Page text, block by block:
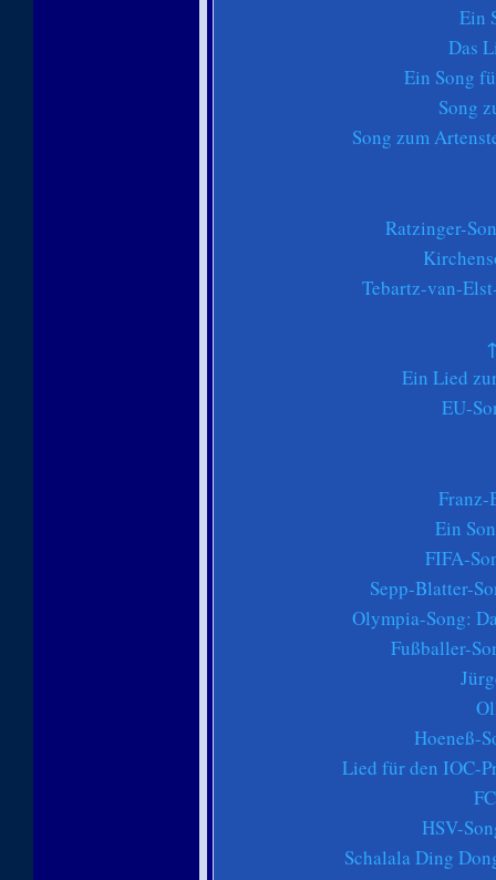
Ein
Das
Ein Song
Song
Song zum
Ratzinger-
Tebartz-van-
Ein Lied
EU-
Franz-
Ein
FIFA-
Sepp-Blatter-
Olympia-Song:
Fußballer-
Hoeneß-
Lied für den IOC-
HSV-
Schalala Ding